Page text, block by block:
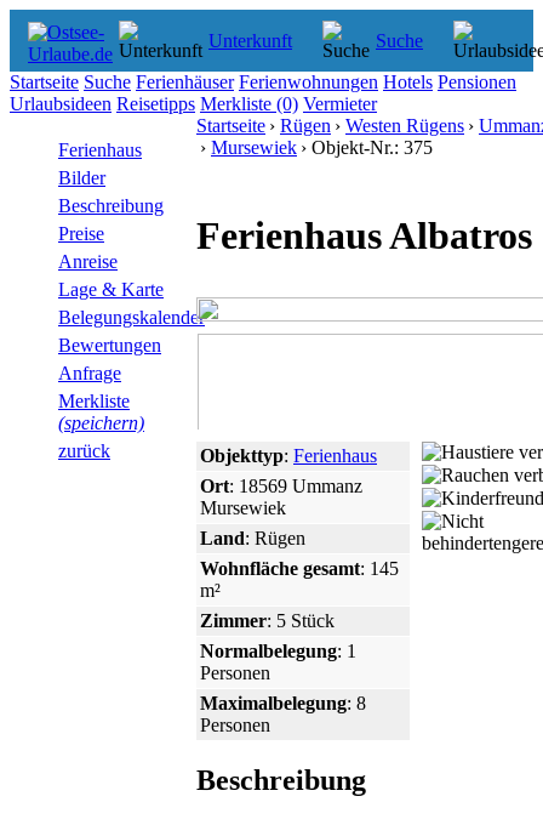
Unterkunft Suche
Startseite Suche Ferienhäuser Ferienwohnungen Hotels Pensionen
Urlaubsideen Reisetipps Merkliste (0) Vermieter
Ferienhaus
Bilder
Beschreibung
Preise
Anreise
Lage & Karte
Belegungskalender
Bewertungen
Anfrage
Merkliste
(speichern)
zurück
Startseite › Rügen › Westen Rügens ›
› Mursewiek › Objekt-Nr.: 375
Ferienhaus
Objekttyp: Ferienhaus
Ort: 18569 Ummanz
Mursewiek
Land: Rügen
Wohnfläche gesamt: 145
m²
Zimmer: 5 Stück
Normalbelegung: 1
Personen
Maximalbelegung: 8
Personen
Beschreibung